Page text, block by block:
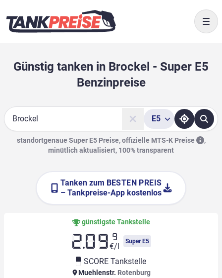
Günstig tanken in Brockel - Super E5
Benzinpreise
Suche
E5
standortgenaue Super E5 Preise, offizielle MTS-K Preise
,
minütlich aktualisiert, 100% transparent
Tanken zum BESTEN PREIS
– Tankpreise-App kostenlos
günstigste Tankstelle
2.09 9
€/l
Super E5
SCORE Tankstelle
Muehlenstr. Rotenburg